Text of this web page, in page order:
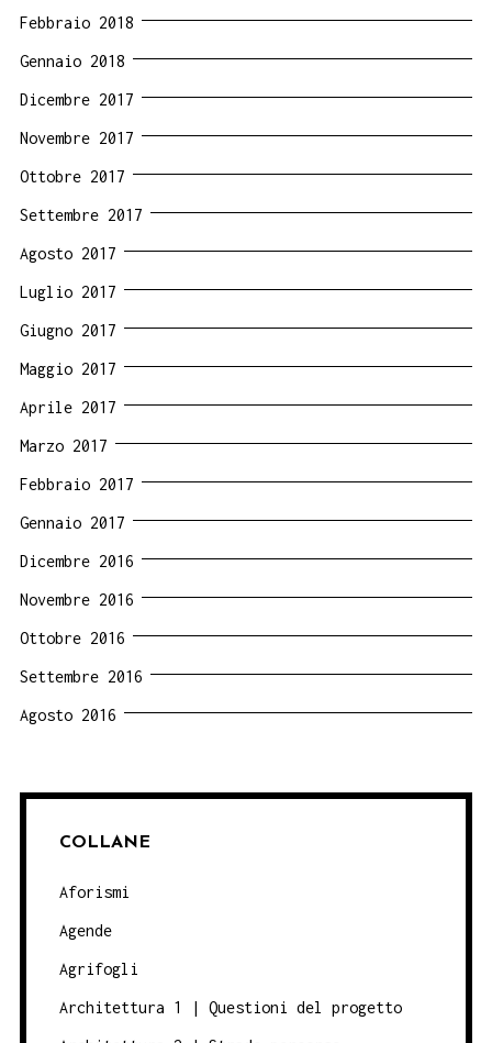
Febbraio 2018
Gennaio 2018
Dicembre 2017
Novembre 2017
Ottobre 2017
Settembre 2017
Agosto 2017
Luglio 2017
Giugno 2017
Maggio 2017
Aprile 2017
Marzo 2017
Febbraio 2017
Gennaio 2017
Dicembre 2016
Novembre 2016
Ottobre 2016
Settembre 2016
Agosto 2016
COLLANE
Aforismi
Agende
Agrifogli
Architettura 1 | Questioni del progetto